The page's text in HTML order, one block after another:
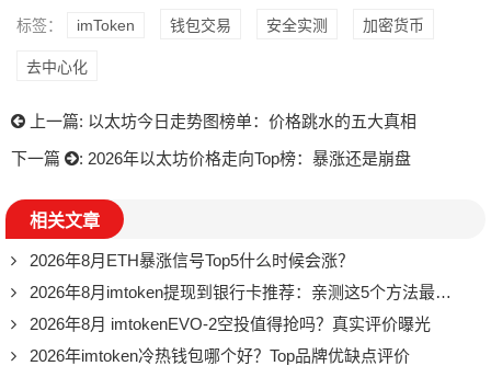
标签： imToken 钱包交易 安全实测 加密货币
去中心化
上一篇: 以太坊今日走势图榜单：价格跳水的五大真相
下一篇
: 2026年以太坊价格走向Top榜：暴涨还是崩盘
相关文章
2026年8月ETH暴涨信号Top5什么时候会涨？
2026年8月imtoken提现到银行卡推荐：亲测这5个方法最靠谱
2026年8月 imtokenEVO-2空投值得抢吗？真实评价曝光
2026年imtoken冷热钱包哪个好？Top品牌优缺点评价